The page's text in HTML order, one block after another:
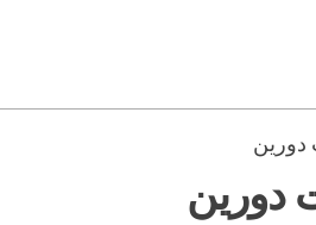
دورين
دورين